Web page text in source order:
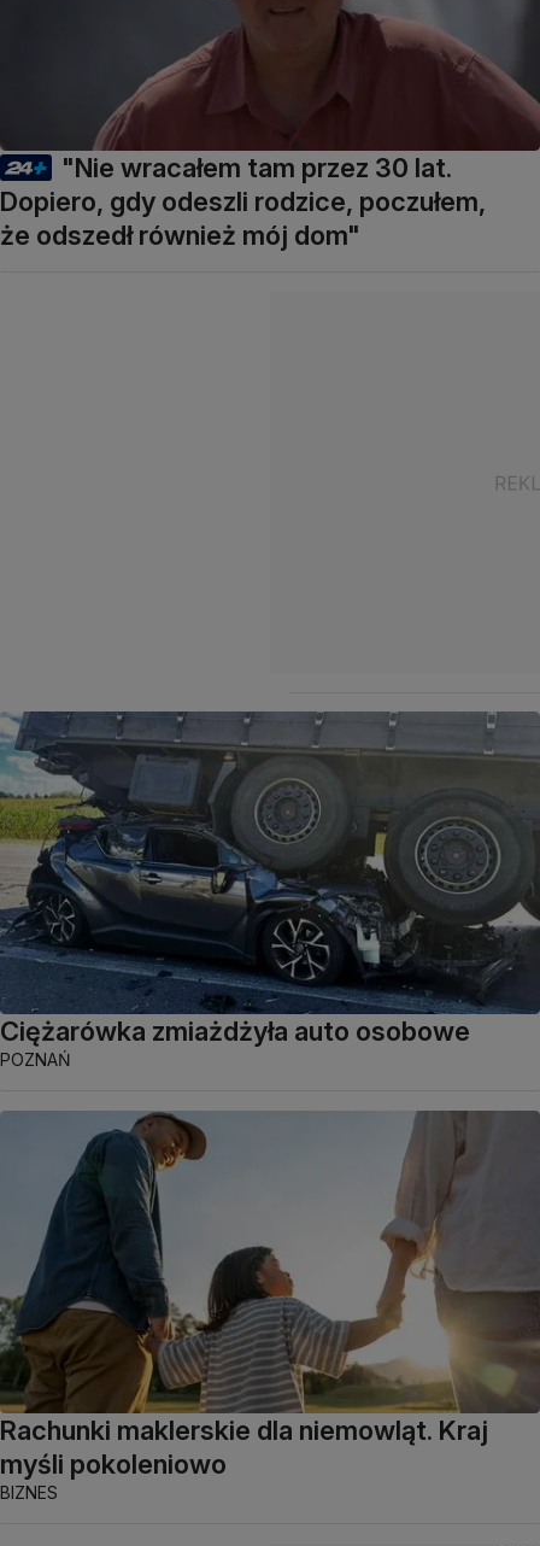
"Nie wracałem tam przez 30 lat.
Dopiero, gdy odeszli rodzice, poczułem,
że odszedł również mój dom"
Ciężarówka zmiażdżyła auto osobowe
POZNAŃ
Rachunki maklerskie dla niemowląt. Kraj
myśli pokoleniowo
BIZNES